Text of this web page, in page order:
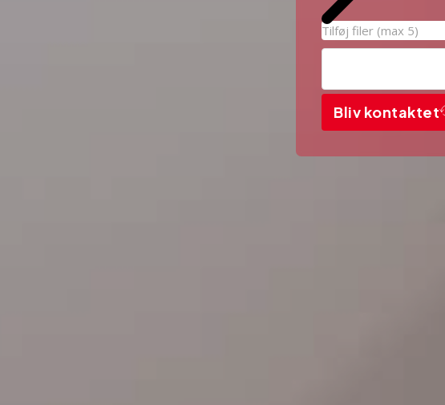
Tilføj filer (max 5)
Bliv kontaktet